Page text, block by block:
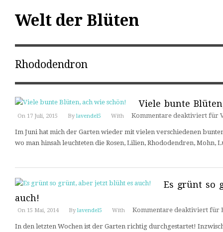
Welt der Blüten
Rhododendron
Viele bunte
On 17 Juli, 2015 By lavendel5 With Kommentare deaktiviert für
Im Juni hat mich der Garten wieder mit vielen verschiedenen
wo man hinsah leuchteten die Rosen, Lilien, Rhododendren,
Es grünt so
auch!
On 15 Mai, 2014 By lavendel5 With Kommentare deaktiviert für
In den letzten Wochen ist der Garten richtig durchgestartet!